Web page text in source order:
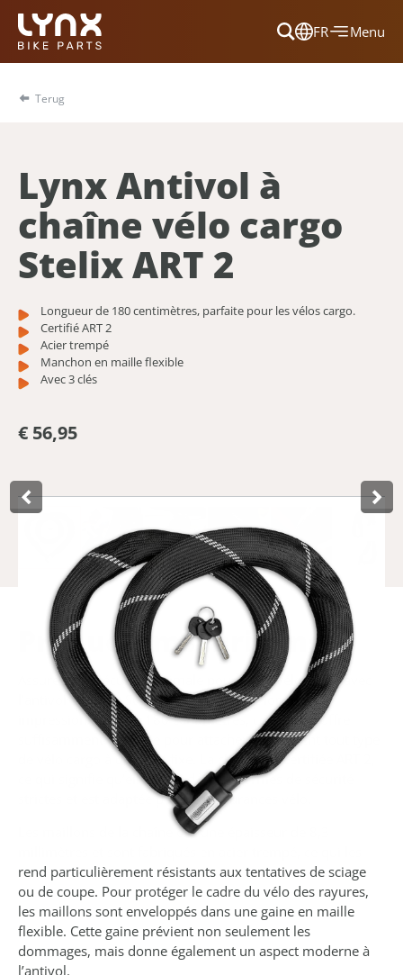
FR
Dansk
Nederlands
Menu
Terug
Lynx Antivol à
chaîne vélo cargo
Stelix ART 2
Longueur de 180 centimètres, parfaite pour les vélos cargo.
Certifié ART 2
Acier trempé
Manchon en maille flexible
Avec 3 clés
€ 56,95
Product­omschrijving
Assurez une sécurité optimale pour votre vélo cargo avec
l’antivol à chaîne Stelix ART 2. Avec une longueur
impressionnante de 180 centimètres, cet antivol offre
suffisamment d’espace pour attacher solidement tout type
de vélo cargo à un objet fixe. La chaîne est certifiée ART 2,
ce qui signifie qu’elle répond à des normes de sécurité
strictes et est adaptée pour les assurances vélo.
Les maillons de la chaîne ont une épaisseur de 8,3
rend particulièrement résistants aux tentatives de sciage
ou de coupe. Pour protéger le cadre du vélo des rayures,
les maillons sont enveloppés dans une gaine en maille
flexible. Cette gaine prévient non seulement les
dommages, mais donne également un aspect moderne à
l’antivol.